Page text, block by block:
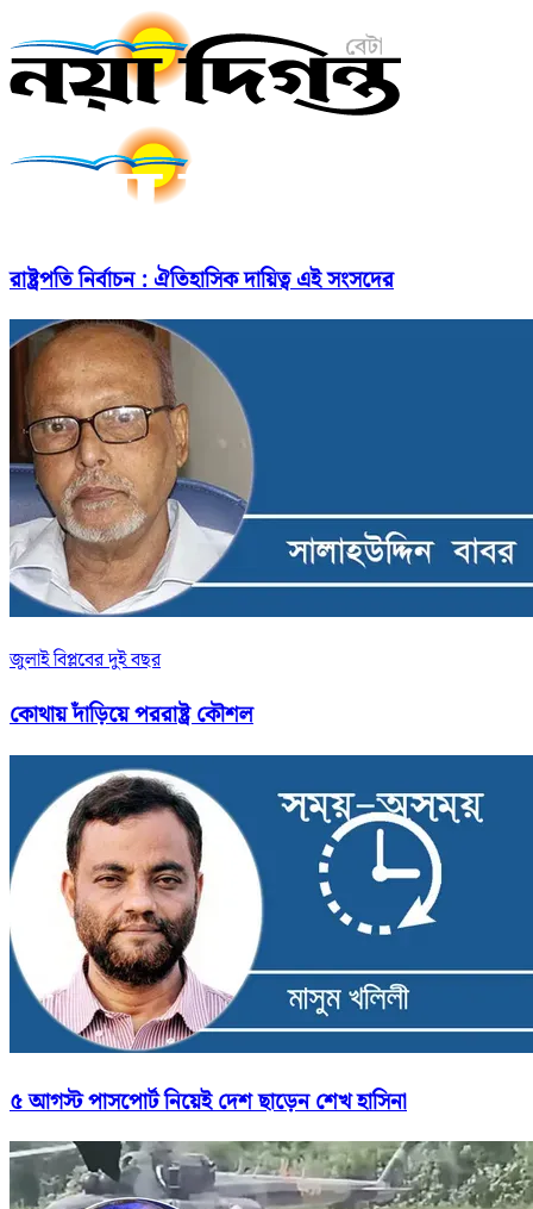
রাষ্ট্রপতি নির্বাচন : ঐতিহাসিক দায়িত্ব এই সংসদের
জুলাই বিপ্লবের দুই বছর
কোথায় দাঁড়িয়ে পররাষ্ট্র কৌশল
৫ আগস্ট পাসপোর্ট নিয়েই দেশ ছাড়েন শেখ হাসিনা